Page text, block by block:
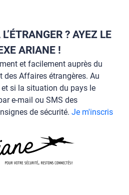
? AYEZ LE
ARIANE !
et facilement auprès du
des Affaires étrangères. Au
si la situation du pays le
e-mail ou SMS des
de sécurité. Je m'inscris